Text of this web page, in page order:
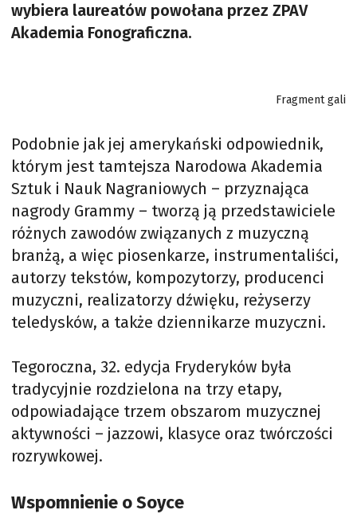
wybiera laureatów powołana przez ZPAV
Akademia Fonograficzna.
Fragment gali
Podobnie jak jej amerykański odpowiednik,
którym jest tamtejsza Narodowa Akademia
Sztuk i Nauk Nagraniowych – przyznająca
nagrody Grammy – tworzą ją przedstawiciele
różnych zawodów związanych z muzyczną
branżą, a więc piosenkarze, instrumentaliści,
autorzy tekstów, kompozytorzy, producenci
muzyczni, realizatorzy dźwięku, reżyserzy
teledysków, a także dziennikarze muzyczni.
Tegoroczna, 32. edycja Fryderyków była
tradycyjnie rozdzielona na trzy etapy,
odpowiadające trzem obszarom muzycznej
aktywności – jazzowi, klasyce oraz twórczości
rozrywkowej.
Wspomnienie o Soyce